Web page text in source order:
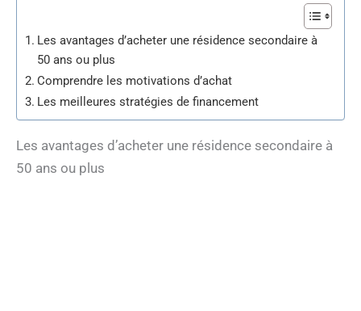
Les avantages d’acheter une résidence secondaire à
50 ans ou plus
Comprendre les motivations d’achat
Les meilleures stratégies de financement
Les avantages d’acheter une résidence secondaire à
50 ans ou plus